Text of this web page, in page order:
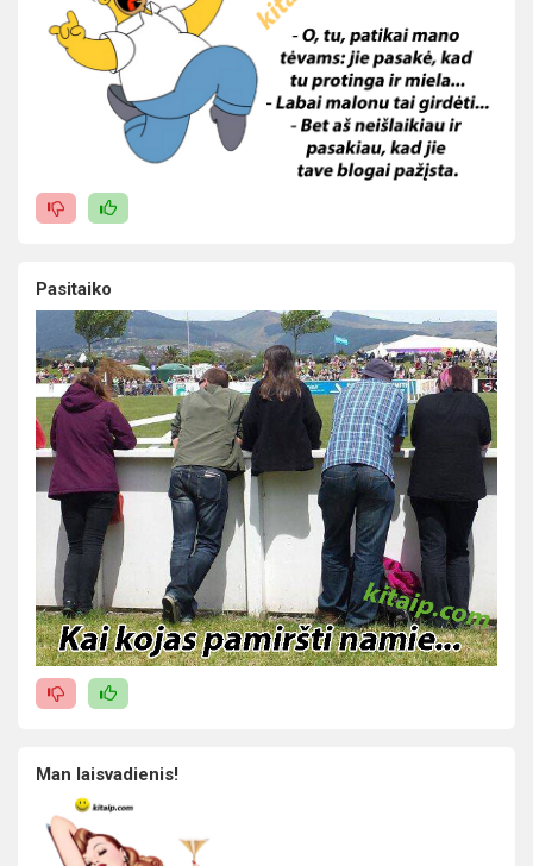
Pasitaiko
Man laisvadienis!